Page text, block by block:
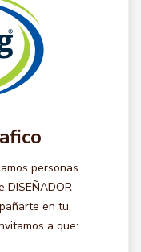
personas
DISEÑADOR
en tu
a que: